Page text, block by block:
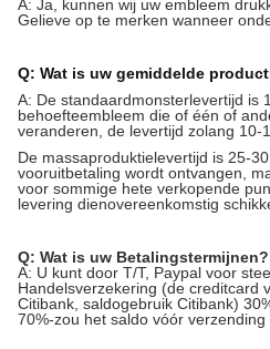
A: Ja, kunnen wij uw embleem
Gelieve op te merken wanneer
Q: Wat is uw gemiddelde
A: De standaardmonsterlevertijd is
behoefteembleem die of één of
veranderen, de levertijd zolang 10-
De massaproduktielevertijd is 25-
vooruitbetaling wordt ontvangen,
voor sommige hete verkopende
levering dienovereenkomstig
Q: Wat is uw Betalingstermijnen?
A: U kunt door T/T, Paypal voor
Handelsverzekering (de creditcard
Citibank, saldogebruik Citibank)
70%-zou het saldo vóór verzending